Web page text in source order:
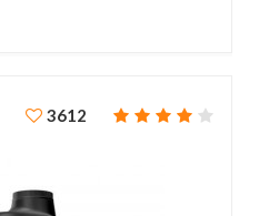
3612